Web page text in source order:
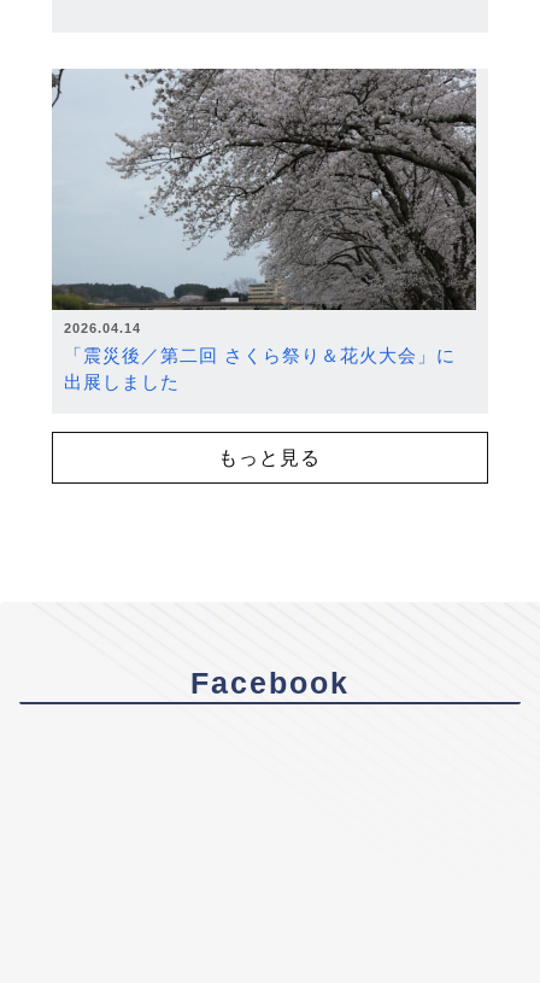
2026.04.14
「震災後／第二回 さくら祭り＆花火大会」に
出展しました
もっと見る
Facebook